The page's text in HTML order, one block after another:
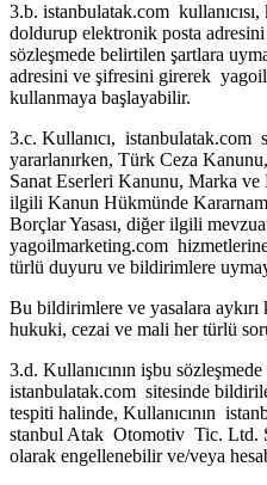
3.b. istanbulatak.com
doldurup elektronik posta
sözleşmede belirtilen şartlara
adresini ve şifresini girerek
kullanmaya başlayabilir.
3.c. Kullanıcı, istanbulatak.com
yararlanırken, Türk Ceza
Sanat Eserleri Kanunu, Marka ve
ilgili Kanun Hükmünde
Borçlar Yasası, diğer ilgili
yagoilmarketing.com
türlü duyuru ve bildirimlere
Bu bildirimlere ve yasalara
hukuki, cezai ve mali her türlü
3.d. Kullanıcının işbu
istanbulatak.com sitesinde
tespiti halinde, Kullanıcının
stanbul Atak Otomotiv Tic. Ltd.
olarak engellenebilir ve/veya